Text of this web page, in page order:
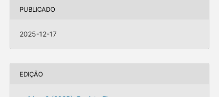
PUBLICADO
2025-12-17
EDIÇÃO